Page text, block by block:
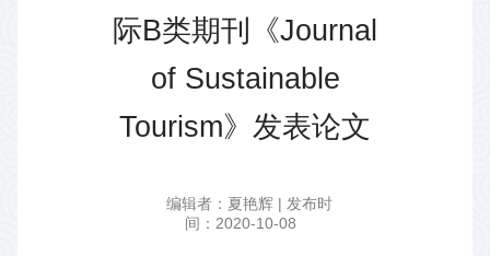
际B类期刊《Journal
of Sustainable
Tourism》发表论文
编辑者：夏艳辉 | 发布时
间：2020-10-08